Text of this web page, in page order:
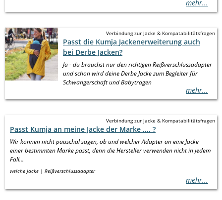
mehr...
Verbindung zur Jacke & Kompatabilitätsfragen
Passt die Kumja Jackenerweiterung auch
bei Derbe Jacken?
Ja - du brauchst nur den richtigen Reißverschlussadapter
und schon wird deine Derbe Jacke zum Begleiter für
Schwangerschaft und Babytragen
mehr...
Verbindung zur Jacke & Kompatabilitätsfragen
Passt Kumja an meine Jacke der Marke .... ?
Wir können nicht pauschal sagen, ob und welcher Adapter an eine Jacke
einer bestimmten Marke passt, denn die Hersteller verwenden nicht in jedem
Fall...
welche Jacke Reißverschlussadapter
mehr...